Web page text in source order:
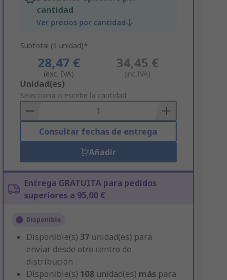
cantidad
Ver precios por cantidad
Subtotal (1 unidad)*
28,47 €
(exc. IVA)
34,45 €
(inc.IVA)
Add
to
Basket
Unidad(es)
Selecciona o escribe la cantidad
Consultar fechas de entrega
Añadir
Entrega GRATUITA para pedidos
superiores a 95,00 €
Disponible
Disponible(s) 37 unidad(es) para
enviar desde otro centro de
distribución
Disponible(s) 108 unidad(es) más para